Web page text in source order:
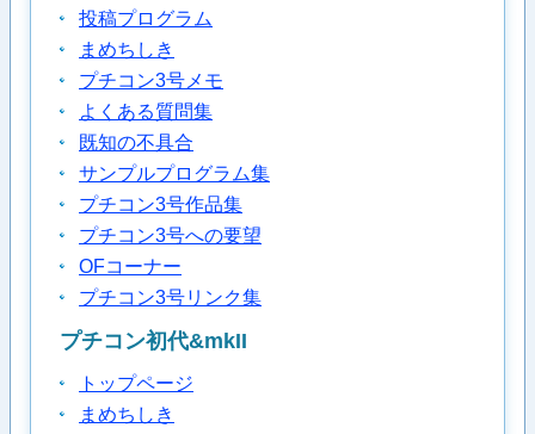
投稿プログラム
まめちしき
プチコン3号メモ
よくある質問集
既知の不具合
サンプルプログラム集
プチコン3号作品集
プチコン3号への要望
OFコーナー
プチコン3号リンク集
プチコン初代&mkII
トップページ
まめちしき